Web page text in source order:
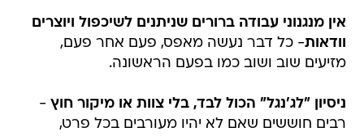
אין מנגנוני עבודה ברורים שניתנים לשיכפול ויוצרים
וודאות- כל דבר נעשה מאפס, פעם אחר פעם,
מזיעים שוב ושוב כמו בפעם הראשונה.
ניסיון "לג'נגל" הכול לבד, בלי צוות או מיקור חוץ -
רבים חוששים שאם לא יהיו מעורבים בכל פרט,